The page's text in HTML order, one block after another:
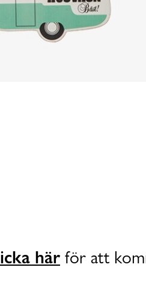
här för att